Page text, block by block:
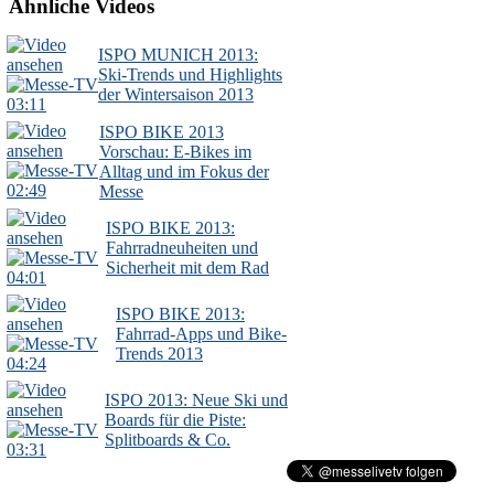
Ähnliche Videos
03:11
ISPO MUNICH 2013:
Ski-Trends und Highlights
der Wintersaison 2013
02:49
ISPO BIKE 2013
Vorschau: E-Bikes im
Alltag und im Fokus der
Messe
04:01
ISPO BIKE 2013:
Fahrradneuheiten und
Sicherheit mit dem Rad
04:24
ISPO BIKE 2013:
Fahrrad-Apps und Bike-
Trends 2013
03:31
ISPO 2013: Neue Ski und
Boards für die Piste:
Splitboards & Co.